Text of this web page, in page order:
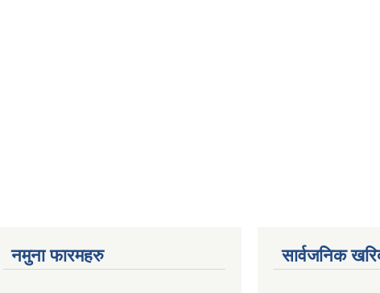
नमुना फारमहरु सार्वजनिक